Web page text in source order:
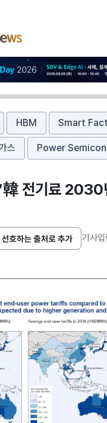
HBM Smart
스 Power Semicon
韓 전기료
기사입